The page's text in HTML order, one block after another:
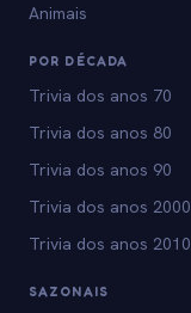
Animais
POR DÉCADA
Trivia dos anos 70
Trivia dos anos 80
Trivia dos anos 90
Trivia dos anos 2000
Trivia dos anos 2010
SAZONAIS